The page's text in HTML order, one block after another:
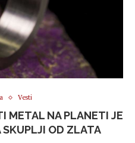
Vesti
METAL NA PLANETI JE
OD ZLATA